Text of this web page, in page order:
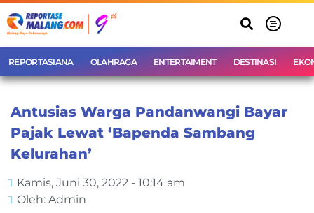
REPORTASIANA OLAHRAGA ENTERTAIMENT DESTINASI
Antusias Warga Pandanwangi Bayar
Pajak Lewat ‘Bapenda Sambang
Kelurahan’
Kamis, Juni 30, 2022 - 10:14 am
Oleh: Admin